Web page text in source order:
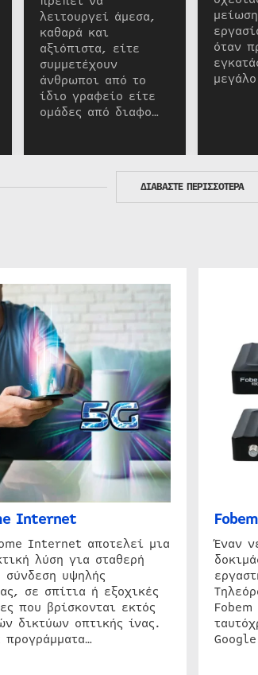
λειτουργεί άμεσα,
καθαρά και
αξιόπιστα, είτε
συμμετέχουν
άνθρωποι από το
ίδιο γραφείο είτε
ομάδες από διαφο…
όταν
ΔΙΑΒΑΣΤΕ ΠΕΡΙΣΣΟΤΕΡΑ
Internet
Internet αποτελεί μια
λύση για σταθερή
σύνδεση υψηλής
σε σπίτια ή εξοχικές
που βρίσκονται εκτός
δικτύων οπτικής ίνας.
προγράμματα…
Έναν